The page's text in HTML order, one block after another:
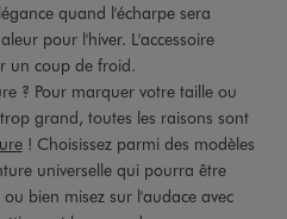
quand l'écharpe sera
pour l'hiver. L'accessoire
un coup de froid.
? Pour marquer votre taille ou
grand, toutes les raisons sont
! Choisissez parmi des modèles
universelle qui pourra être
bien misez sur l'audace avec